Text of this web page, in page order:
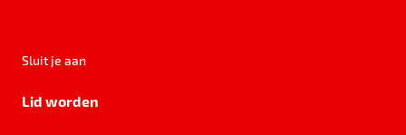
Sluit je aan
Lid worden